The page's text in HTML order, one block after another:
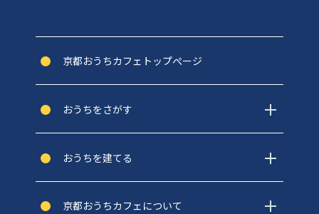
京都おうちカフェトップぺージ
おうちをさがす
おうちを建てる
京都おうちカフェについて